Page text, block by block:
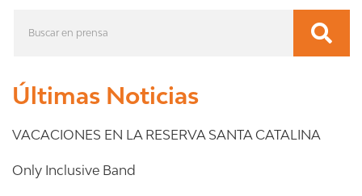
Últimas Noticias
VACACIONES EN LA RESERVA SANTA CATALINA
Only Inclusive Band